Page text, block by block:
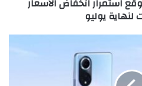
لنهاية يوليو